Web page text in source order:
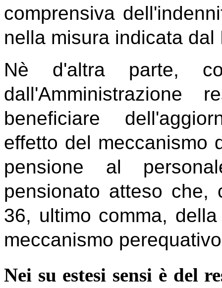
comprensiva
nella misura indicata dal
Nè d'altra parte,
dall'Amministrazione
beneficiare
effetto del meccanismo
pensione al
pensionato atteso che,
36, ultimo comma,
meccanismo
Nei su estesi sensi è del